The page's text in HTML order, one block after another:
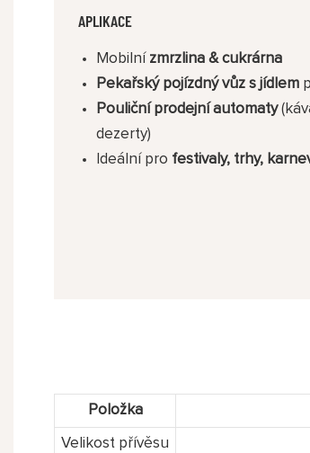
APLIKACE
Mobilní zmrzlina & cukrárna
Pekařský pojízdný vůz s jídlem
Pouliční prodejní automaty
dezerty)
Ideální pro festivaly, trhy,
Položka
Velikost přívěsu